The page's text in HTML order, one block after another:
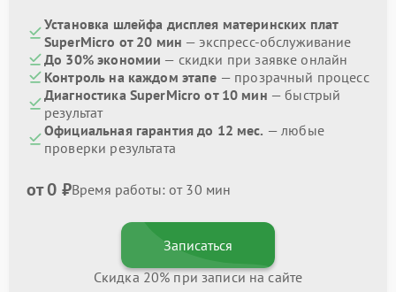
Установка шлейфа дисплея материнских плат
SuperMicro от 20 мин — экспресс-обслуживание
До 30% экономии — скидки при заявке онлайн
Контроль на каждом этапе — прозрачный процесс
Диагностика SuperMicro от 10 мин — быстрый
результат
Официальная гарантия до 12 мес. — любые
проверки результата
от 0 ₽Время работы: от 30 мин
Записаться
Скидка 20% при записи на сайте